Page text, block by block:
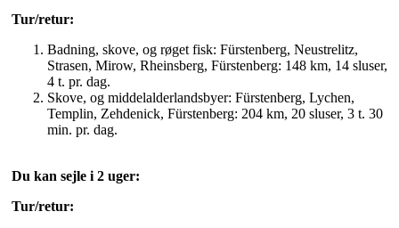
Tur/retur:
Badning, skove, og røget fisk: Fürstenberg, Neustrelitz,
Strasen, Mirow, Rheinsberg, Fürstenberg: 148 km, 14 sluser,
4 t. pr. dag.
Skove, og middelalderlandsbyer: Fürstenberg, Lychen,
Templin, Zehdenick, Fürstenberg: 204 km, 20 sluser, 3 t. 30
min. pr. dag.
Du kan sejle i 2 uger:
Tur/retur: